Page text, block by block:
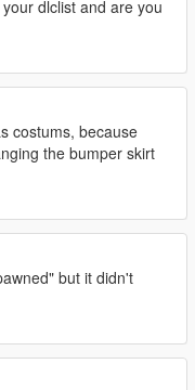
dlclist and are you
costums, because
the bumper skirt
but it didn't